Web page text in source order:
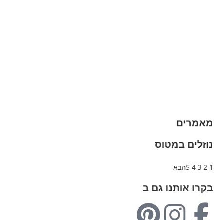
מאמרים
נוזלים במטוס
1
2
3
4
5הבא
בקרו אותנו גם ב